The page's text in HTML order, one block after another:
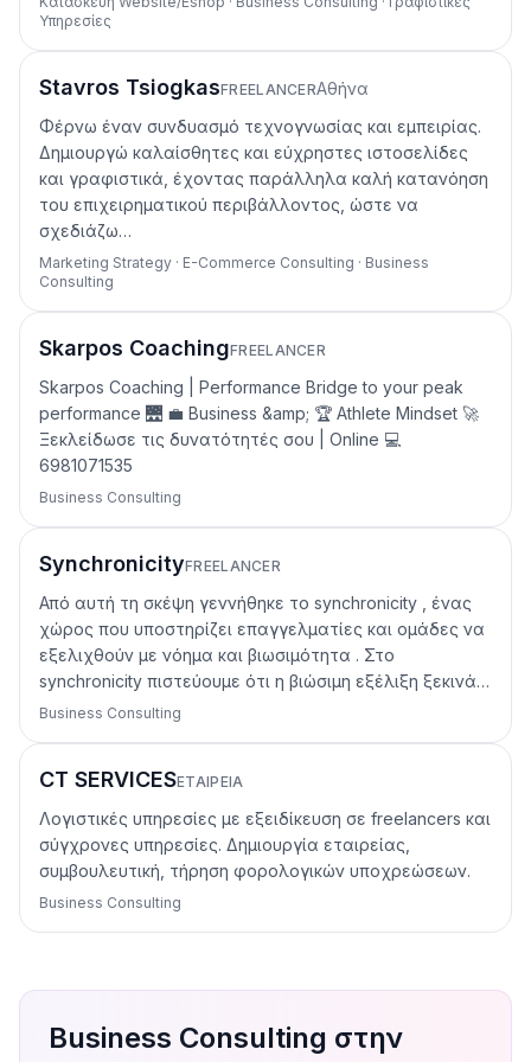
Υπηρεσίες
Stavros TsiogkasFREELANCERΑθήνα
Φέρνω έναν συνδυασμό τεχνογνωσίας και εμπειρίας.
Δημιουργώ καλαίσθητες και εύχρηστες ιστοσελίδες
και γραφιστικά, έχοντας παράλληλα καλή κατανόηση
του επιχειρηματικού περιβάλλοντος, ώστε να
σχεδιάζω…
Marketing Strategy · E-Commerce Consulting · Business
Consulting
Skarpos CoachingFREELANCER
Skarpos Coaching | Performance Bridge to your peak
performance 🌉 💼 Business &amp; 🏆 Athlete Mindset 🚀
Ξεκλείδωσε τις δυνατότητές σου | Online 💻
6981071535
Business Consulting
SynchronicityFREELANCER
Από αυτή τη σκέψη γεννήθηκε το synchronicity , ένας
χώρος που υποστηρίζει επαγγελματίες και ομάδες να
εξελιχθούν με νόημα και βιωσιμότητα . Στο
synchronicity πιστεύουμε ότι η βιώσιμη εξέλιξη ξεκινά…
Business Consulting
CT SERVICESΕΤΑΙΡΕΊΑ
Λογιστικές υπηρεσίες με εξειδίκευση σε freelancers και
σύγχρονες υπηρεσίες. Δημιουργία εταιρείας,
συμβουλευτική, τήρηση φορολογικών υποχρεώσεων.
Business Consulting
Business Consulting στην